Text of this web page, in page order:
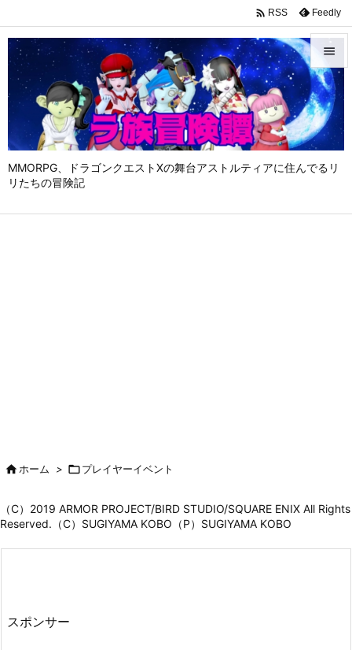
MMORPG、ドラゴンクエストⅩの舞台アストルティアに住んでるリ
リたちの冒険記


メニュ

サイド

 RSS Feedly
ホーム > プレイヤーイベント
（C）2019 ARMOR PROJECT/BIRD STUDIO/SQUARE ENIX All Rights
Reserved.（C）SUGIYAMA KOBO（P）SUGIYAMA KOBO
スポンサー